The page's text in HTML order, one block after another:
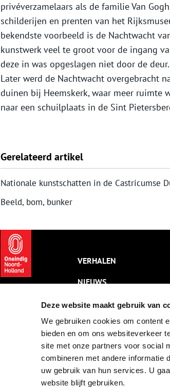
Deze website maakt gebruik van
We gebruiken cookies om content
bieden en om ons websiteverkeer
site met onze partners voor social
combineren met andere informatie
uw gebruik van hun services. U
website blijft gebruiken.
privéverzamelaars als de familie Van
schilderijen en prenten van het
bekendste voorbeeld is de Nachtwacht
kunstwerk veel te groot voor de ingang
deze in was opgeslagen niet door de
Later werd de Nachtwacht overgebracht
duinen bij Heemskerk, waar meer ruimte
naar een schuilplaats in de Sint
Gerelateerd artikel
Nationale kunstschatten in de Castricumse
Beeld, bom, bunker
VERHALEN
NIEUWS
KALENDER
THEMA’S
ACTIVITEITEN
VIDEO’S